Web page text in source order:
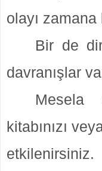
olayı zamana
Bir de
davranışlar
Mesela
kitabınızı
etkilenirsiniz.